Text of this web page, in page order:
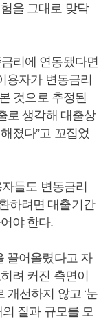
을 그대로 맞닥
리에 연동됐다면
용자가 변동금리
것으로 추정된
로 생각해 대출상
졌다”고 꼬집었
들도 변동금리
하려면 대출기간
야 한다.
끌어올렸다고 자
려 커진 측면이
개선하지 않고 ‘눈
질과 규모를 모